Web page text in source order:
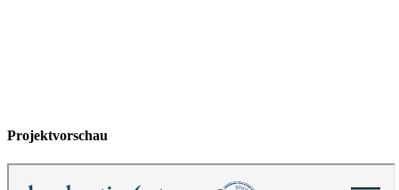
Projektvorschau